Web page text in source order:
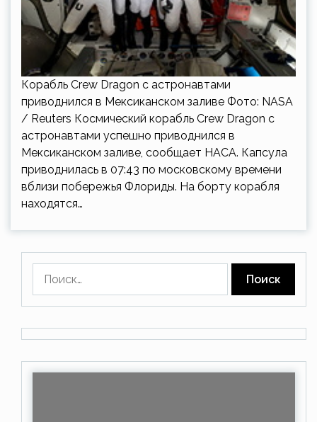
Корабль Crew Dragon с астронавтами
приводнился в Мексиканском заливе Фото: NASA
/ Reuters Космический корабль Crew Dragon с
астронавтами успешно приводнился в
Мексиканском заливе, сообщает НАСА. Капсула
приводнилась в 07:43 по московскому времени
вблизи побережья Флориды. На борту корабля
находятся…